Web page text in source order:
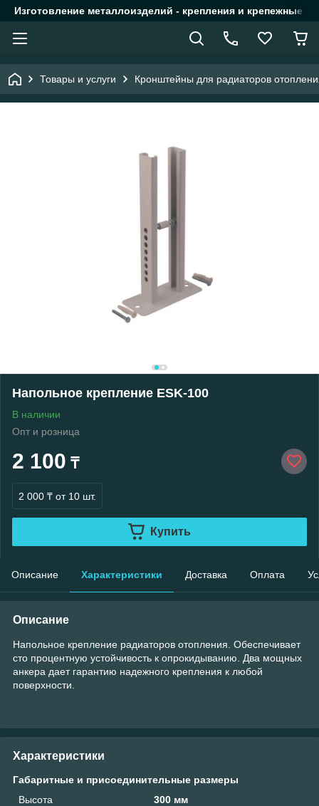
Изготовление металлоизделий - крепления и крепежные
Товары и услуги Кронштейны для радиаторов
Напольное крепление ESK-100
В наличии
Опт и розница
2 100 ₸
2 000 ₸ от 10 шт.
Купить
Описание Характеристики Доставка Оплата
Описание
Напольное крепление радиаторов отопления. Обеспечивает
сто процентную устойчивость к опрокидыванию. Два мощных
анкера дает гарантию надежного крепления к любой
поверхности.
Характеристики
Габаритные и присоединительные размеры
Высота
300 мм